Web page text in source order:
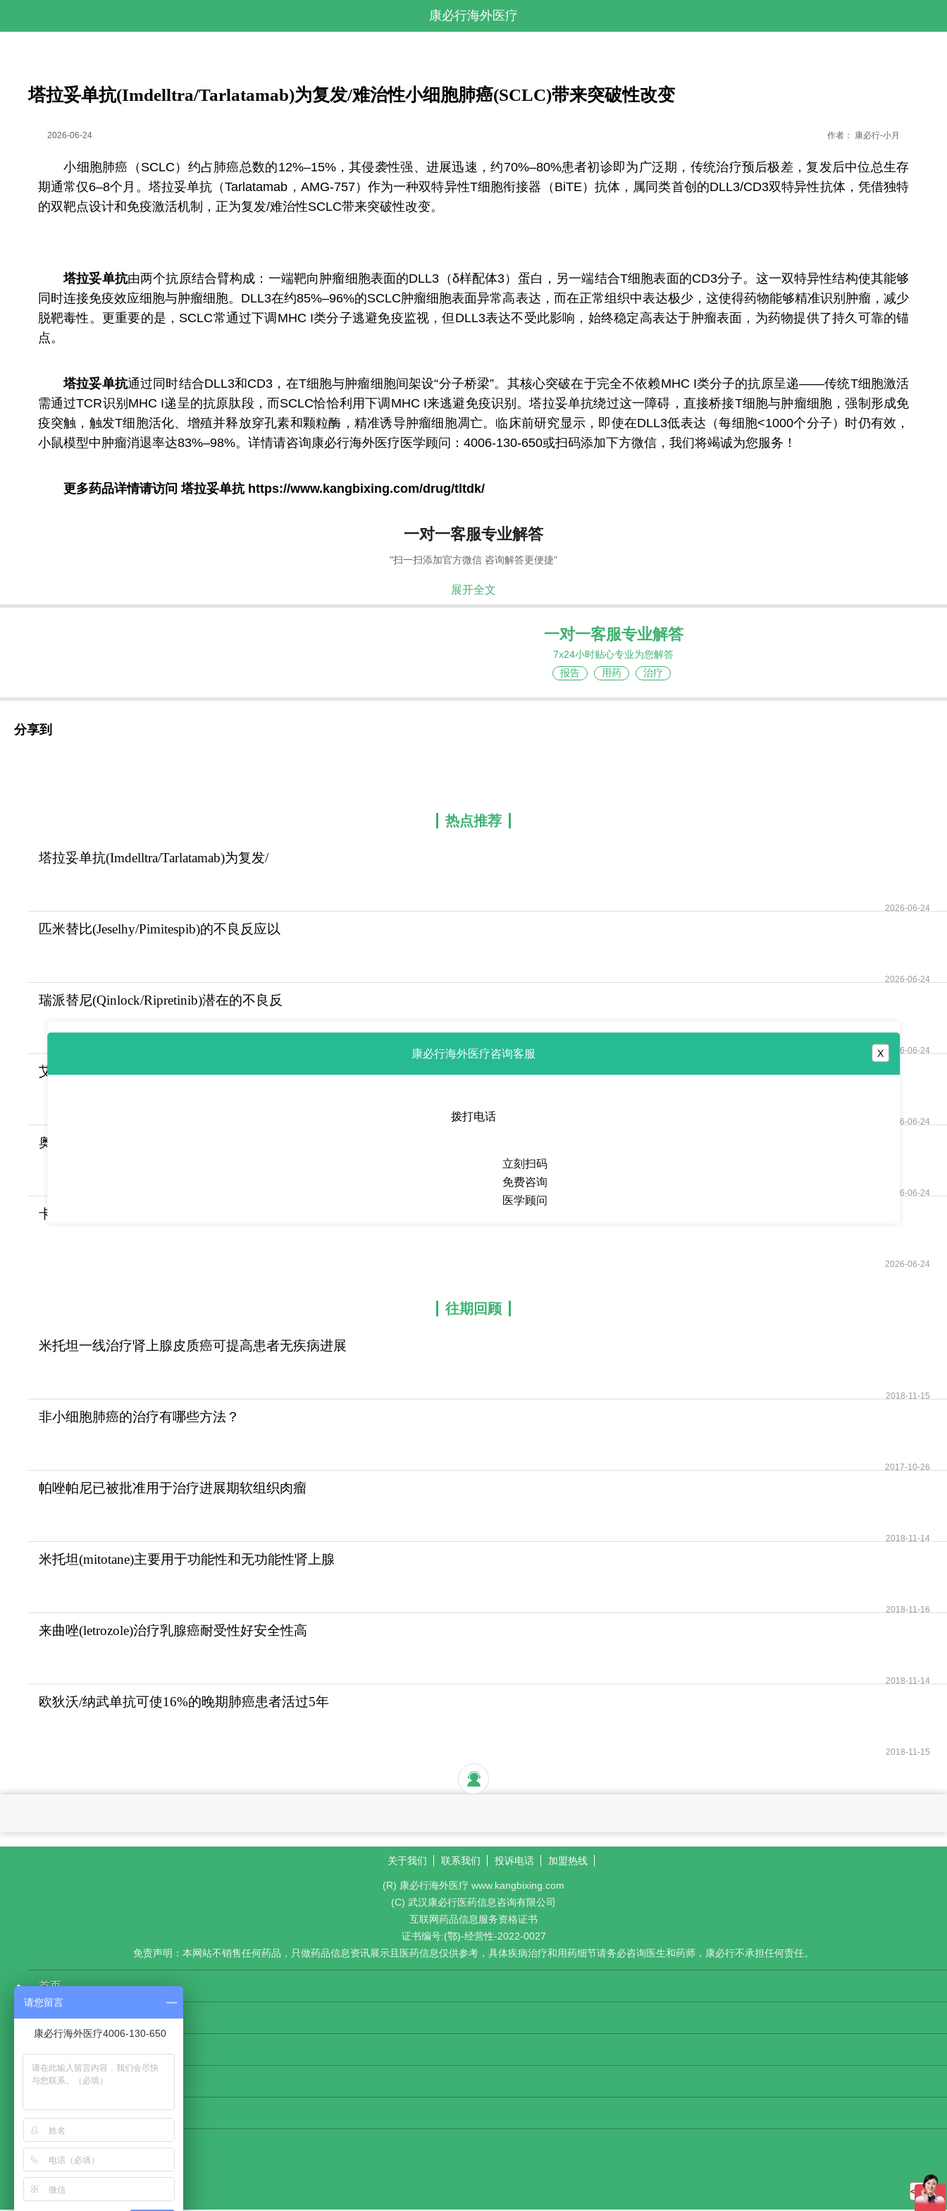
康必行海外医疗
塔拉妥单抗(Imdelltra/Tarlatamab)为复发/难治性小细胞肺癌(SCLC)带来突破性改变
2026-06-24 作者： 康必行-小月
小细胞肺癌（SCLC）约占肺癌总数的12%–15%，其侵袭性强、进展迅速，约70%–80%患者初诊即为广泛期，传统治疗预后极差，复发后中位总生存
期通常仅6–8个月。塔拉妥单抗（Tarlatamab，AMG-757）作为一种双特异性T细胞衔接器（BiTE）抗体，属同类首创的DLL3/CD3双特异性抗体，凭借独特
的双靶点设计和免疫激活机制，正为复发/难治性SCLC带来突破性改变。
塔拉妥单抗由两个抗原结合臂构成：一端靶向肿瘤细胞表面的DLL3（δ样配体3）蛋白，另一端结合T细胞表面的CD3分子。这一双特异性结构使其能够
同时连接免疫效应细胞与肿瘤细胞。DLL3在约85%–96%的SCLC肿瘤细胞表面异常高表达，而在正常组织中表达极少，这使得药物能够精准识别肿瘤，减少
脱靶毒性。更重要的是，SCLC常通过下调MHC I类分子逃避免疫监视，但DLL3表达不受此影响，始终稳定高表达于肿瘤表面，为药物提供了持久可靠的锚
点。
塔拉妥单抗通过同时结合DLL3和CD3，在T细胞与肿瘤细胞间架设“分子桥梁”。其核心突破在于完全不依赖MHC I类分子的抗原呈递——传统T细胞激活
需通过TCR识别MHC I递呈的抗原肽段，而SCLC恰恰利用下调MHC I来逃避免疫识别。塔拉妥单抗绕过这一障碍，直接桥接T细胞与肿瘤细胞，强制形成免
疫突触，触发T细胞活化、增殖并释放穿孔素和颗粒酶，精准诱导肿瘤细胞凋亡。临床前研究显示，即使在DLL3低表达（每细胞<1000个分子）时仍有效，
小鼠模型中肿瘤消退率达83%–98%。详情请咨询康必行海外医疗医学顾问：4006-130-650或扫码添加下方微信，我们将竭诚为您服务！
更多药品详情请访问塔拉妥单抗 https://www.kangbixing.com/drug/tltdk/
一对一客服专业解答
"扫一扫添加官方微信 咨询解答更便捷"
展开全文
一对一客服专业解答
7x24小时贴心专业为您解答
报告
用药 治疗
分享到
热点推荐
塔拉妥单抗(Imdelltra/Tarlatamab)为复发/
2026-06-24
匹米替比(Jeselhy/Pimitespib)的不良反应以
2026-06-24
瑞派替尼(Qinlock/Ripretinib)潜在的不良反
2026-06-24
艾拉司群(Orserdu/Elacestrant)为既往接受
2026-06-24
奥凯乐/瑞普替尼(Augtyro/Repotrectinib)在
2026-06-24
卡匹色替片/卡帕塞替尼(Truqap)锁住AKT蛋白
2026-06-24
往期回顾
米托坦一线治疗肾上腺皮质癌可提高患者无疾病进展
2018-11-15
非小细胞肺癌的治疗有哪些方法？
2017-10-26
帕唑帕尼已被批准用于治疗进展期软组织肉瘤
2018-11-14
米托坦(mitotane)主要用于功能性和无功能性肾上腺
2018-11-16
来曲唑(letrozole)治疗乳腺癌耐受性好安全性高
2018-11-14
欧狄沃/纳武单抗可使16%的晚期肺癌患者活过5年
2018-11-15
康必行海外医疗咨询客服 X
拨打电话
立刻扫码
免费咨询
医学顾问
关于我们 联系我们 投诉电话 加盟热线
(R) 康必行海外医疗 www.kangbixing.com
(C) 武汉康必行医药信息咨询有限公司
互联网药品信息服务资格证书
证书编号:(鄂)-经营性-2022-0027
免责声明：本网站不销售任何药品，只做药品信息资讯展示且医药信息仅供参考，具体疾病治疗和用药细节请务必咨询医生和药师，康必行不承担任何责任。
首页
康必行新闻
网站地图
物流查询
关注康必行海外医疗公众号
<<<
请您留言
康必行海外医疗4006-130-650